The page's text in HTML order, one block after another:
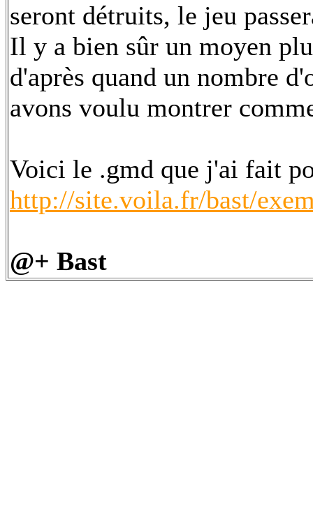
seront détruits, le jeu
Il y a bien sûr un moyen
d'après quand un nombre
avons voulu montrer
Voici le .gmd que j'ai fait
http://site.voila.fr/bast/
@+ Bast